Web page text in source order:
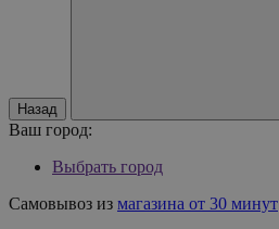
Назад
Ваш город:
Выбрать город
Самовывоз из магазина от 30 минут